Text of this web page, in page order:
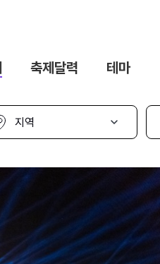
축제달력 테마
카
고
선
택